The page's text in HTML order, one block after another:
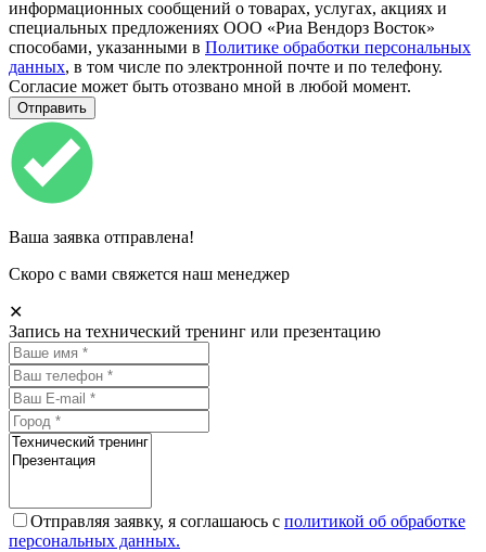
информационных сообщений о товарах, услугах, акциях и
специальных предложениях ООО «Риа Вендорз Восток»
способами, указанными в Политике обработки персональных
данных, в том числе по электронной почте и по телефону.
Согласие может быть отозвано мной в любой момент.
Ваша заявка отправлена!
Скоро с вами свяжется наш менеджер
✕
Запись на технический тренинг или презентацию
Отправляя заявку, я соглашаюсь с политикой об обработке
персональных данных.